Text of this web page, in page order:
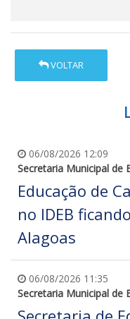
VOLTAR
06/08/2026 12:09
Secretaria Municipal de
Educação de
no IDEB
Alagoas
06/08/2026 11:35
Secretaria Municipal de